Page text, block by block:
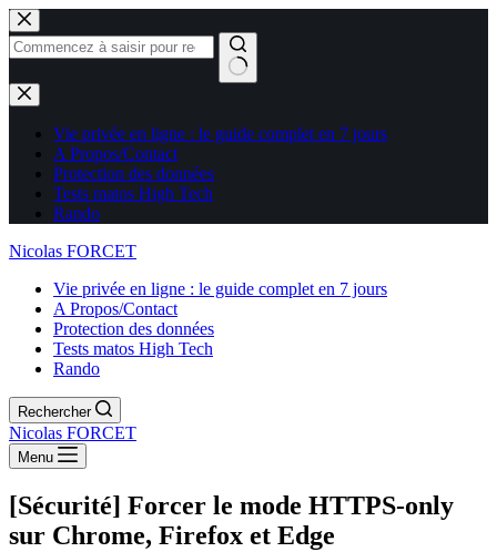
Aucun
résultat
Vie privée en ligne : le guide complet en 7 jours
A Propos/Contact
Protection des données
Tests matos High Tech
Rando
Nicolas FORCET
Vie privée en ligne : le guide complet en 7 jours
A Propos/Contact
Protection des données
Tests matos High Tech
Rando
Rechercher
Nicolas FORCET
Menu
[Sécurité] Forcer le mode HTTPS‑only
sur Chrome, Firefox et Edge